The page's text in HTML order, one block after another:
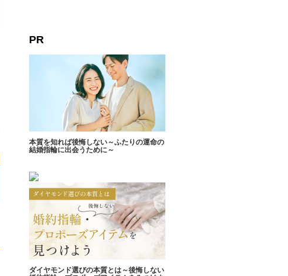
PR
本質を知れば後悔しない～ふたりの運命の
結婚指輪に出会うために～
ダイヤモンド選びの本質とは～後悔しない